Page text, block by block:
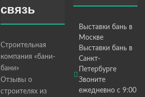
связь
Строительная
компания «бани-
бани»
Отзывы о
строителях из
Выставки бань в
Москве
Выставки бань в
Санкт-
Петербурге
Звоните
ежедневно с 9:00